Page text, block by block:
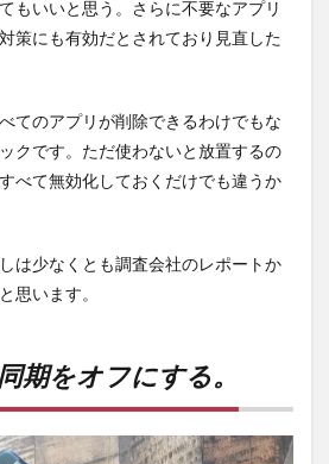
もいいと思う。さらに不要なアプリ
策にも有効だとされており見直した
てのアプリが削除できるわけでもな
クです。ただ使わないと放置するの
べて無効化しておくだけでも違うか
は少なくとも調査会社のレポートか
思います。
期をオフにする。